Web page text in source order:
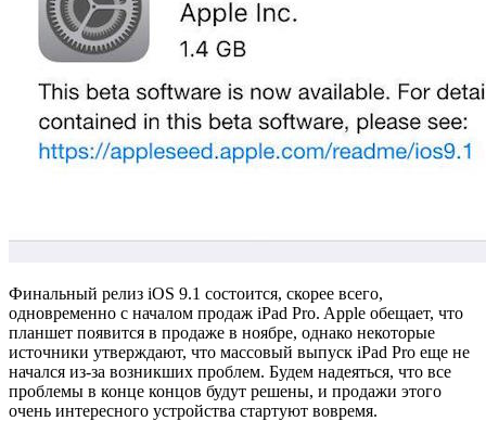
Финальный релиз iOS 9.1 состоится, скорее всего,
одновременно с началом продаж iPad Pro. Apple обещает, что
планшет появится в продаже в ноябре, однако некоторые
источники утверждают, что массовый выпуск iPad Pro еще не
начался из-за возникших проблем. Будем надеяться, что все
проблемы в конце концов будут решены, и продажи этого
очень интересного устройства стартуют вовремя.